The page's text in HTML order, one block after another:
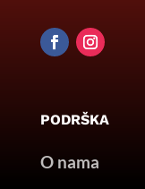
PODRŠKA
O nama